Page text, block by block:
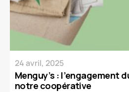
24 avril, 2025
Menguy’s : l’engagement
notre coopérative